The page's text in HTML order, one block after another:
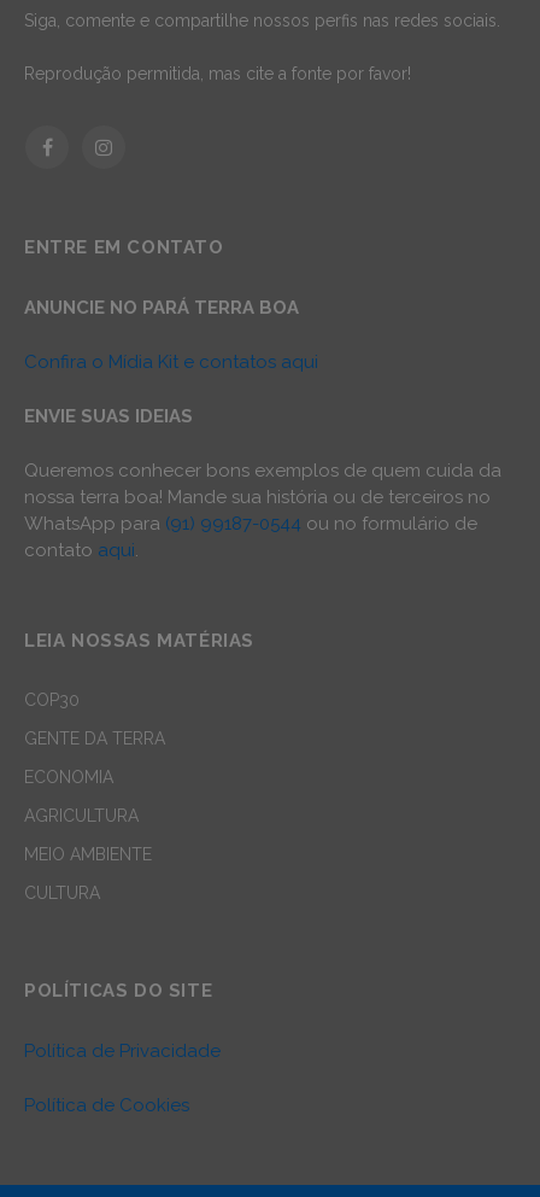
Siga, comente e compartilhe nossos perfis nas redes sociais.
Reprodução permitida, mas cite a fonte por favor!
FacebookInstagram
ENTRE EM CONTATO
ANUNCIE NO PARÁ TERRA BOA
Confira o Mídia Kit e contatos aqui
ENVIE SUAS IDEIAS
Queremos conhecer bons exemplos de quem cuida da
nossa terra boa! Mande sua história ou de terceiros no
WhatsApp para (91) 99187-0544 ou no formulário de
contato aqui.
LEIA NOSSAS MATÉRIAS
COP30
GENTE DA TERRA
ECONOMIA
AGRICULTURA
MEIO AMBIENTE
CULTURA
POLÍTICAS DO SITE
Política de Privacidade
Política de Cookies